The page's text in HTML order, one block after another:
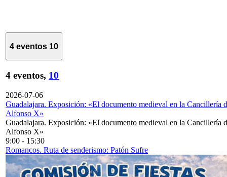
4 eventos 10
4 eventos, 10
2026-07-06
Guadalajara. Exposición: «El documento medieval en la Cancillería
Alfonso X»
Guadalajara. Exposición: «El documento medieval en la Cancillería
Alfonso X»
9:00 - 15:30
Romancos. Ruta de senderismo: Patón Sufre